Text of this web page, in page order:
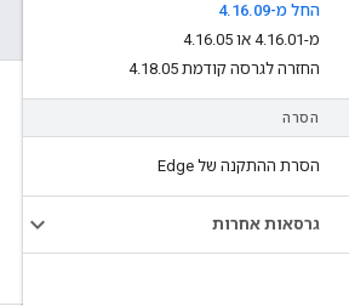
החל מ-4
.16.09
מ-4
.16.01 או 4 .16.05
החזרה לגרסה קודמת 4
.18.05
הסרה
הסרת ההתקנה של Edge
גרסאות אחרות
מידע על Apigee
We're part of Google
אירועים
שותפים
ספרים אלקטרוניים ותשדירי webcast